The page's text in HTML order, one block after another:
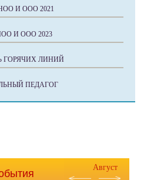
И ООО 2021
И ООО 2023
ГОРЯЧИХ ЛИНИЙ
ПЕДАГОГ
Август